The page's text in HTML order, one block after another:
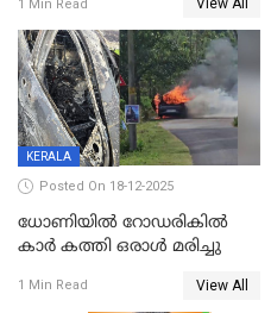
കരണത്തടിച്ചു; CC ടിവി
ദൃശ്യങ്ങൾ പുറത്ത്
1 Min Read View All
KERALA
Posted On 18-12-2025
ധോണിയിൽ റോഡരികിൽ
കാർ കത്തി ഒരാൾ മരിച്ചു
1 Min Read View All